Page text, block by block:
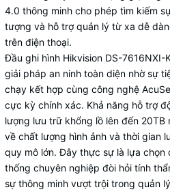
4.0 thông minh cho phép tìm kiếm
tượng và hỗ trợ quản lý từ xa dễ
trên điện thoại.
Đầu ghi hình Hikvision DS-7616NXI-
giải pháp an ninh toàn diện nhờ sự
chạy kết hợp cùng công nghệ
cực kỳ chính xác. Khả năng hỗ trợ
lượng lưu trữ khổng lồ lên đến
về chất lượng hình ảnh và thời gian
quy mô lớn. Đây thực sự là lựa
thống chuyên nghiệp đòi hỏi tính
sự thông minh vượt trội trong quản